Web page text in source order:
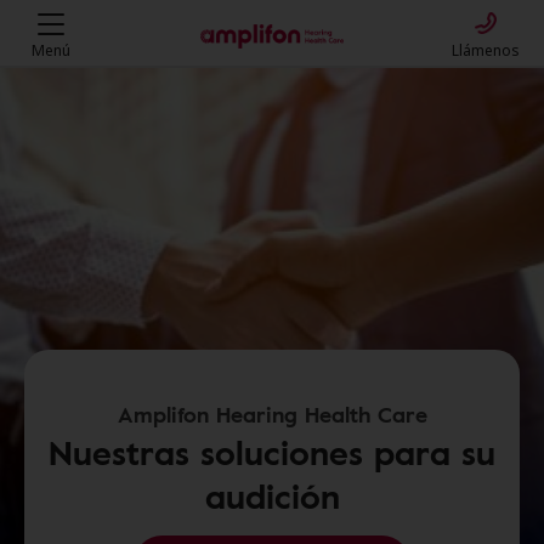
Menú Llámenos
Amplifon Hearing Health Care
Nuestras soluciones para su
audición